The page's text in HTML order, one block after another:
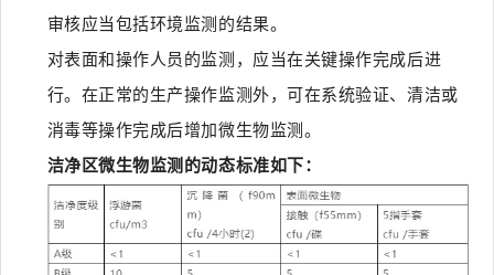
审核应当包括环境监测的结果。
对表面和操作人员的监测，应当在关键操作完成后进
行。在正常的生产操作监测外，可在系统验证、清洁或
消毒等操作完成后增加微生物监测。
洁净区微生物监测的动态标准如下：